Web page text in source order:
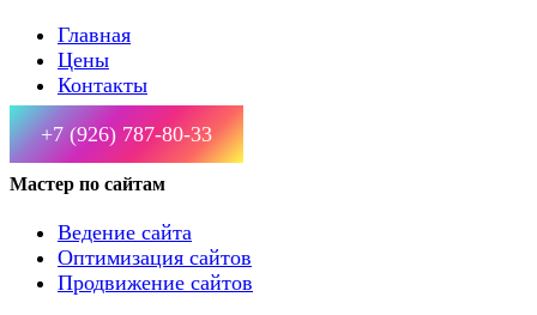
Главная
Цены
Контакты
+7 (926) 787-80-33
Мастер по сайтам
Ведение сайта
Оптимизация сайтов
Продвижение сайтов